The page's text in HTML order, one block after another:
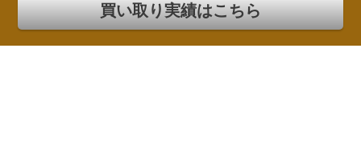
買い取り実績はこちら